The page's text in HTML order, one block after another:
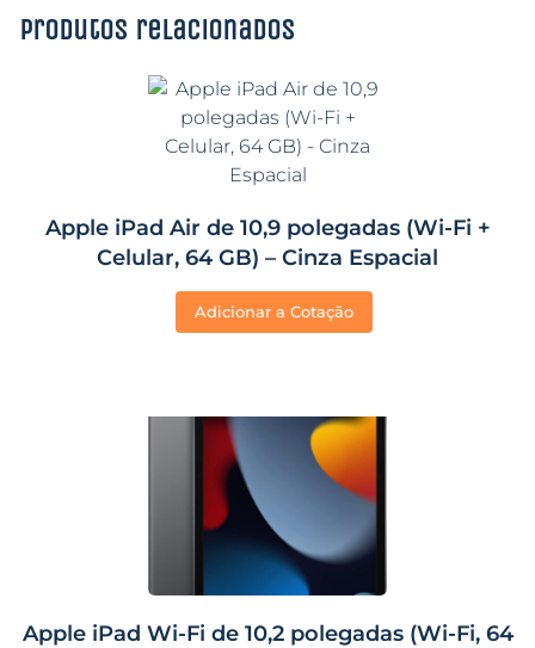
Produtos relacionados
Apple iPad Air de 10,9 polegadas (Wi-Fi +
Celular, 64 GB) – Cinza Espacial
Adicionar a Cotação
Apple iPad Wi-Fi de 10,2 polegadas (Wi-Fi, 64